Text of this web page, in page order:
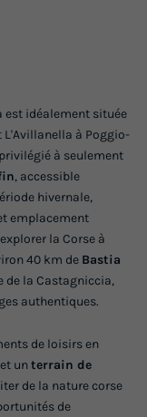
3 pièces 6
46 à 48 m²)
Salle de bain
1
Micro-ondes
personnes ou
est idéalement située
L'Avillanella à Poggio-
à seulement
, accessible
hivernale,
emplacement
la Corse à
40 km de Bastia
de la Castagniccia,
authentiques.
de loisirs en
et unterrain de
de la nature corse
de